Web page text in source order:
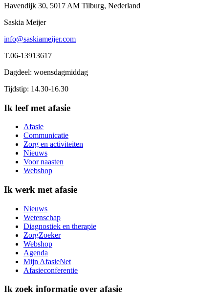
Havendijk 30, 5017 AM Tilburg, Nederland
Saskia Meijer
info@saskiameijer.com
T.06-13913617
Dagdeel: woensdagmiddag
Tijdstip: 14.30-16.30
Ik leef met afasie
Afasie
Communicatie
Zorg en activiteiten
Nieuws
Voor naasten
Webshop
Ik werk met afasie
Nieuws
Wetenschap
Diagnostiek en therapie
ZorgZoeker
Webshop
Agenda
Mijn AfasieNet
Afasieconferentie
Ik zoek informatie over afasie